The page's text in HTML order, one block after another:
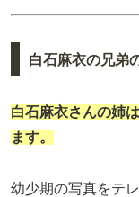
白石麻衣の兄弟
白石麻衣さんの姉
ます。
幼少期の写真をテ